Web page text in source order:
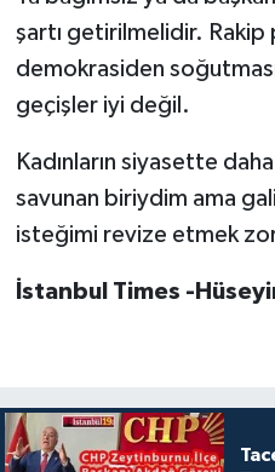
şartı getirilmelidir.
demokrasiden
geçişler iyi değil.
Kadınların siyasette
savunan biriydim ama
isteğimi revize etmek
İstanbul Times -